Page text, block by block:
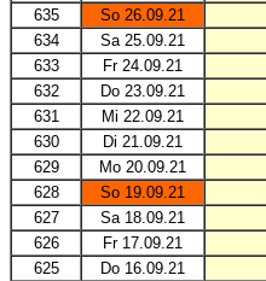
635
So 26.09.21
634
Sa 25.09.21
633
Fr 24.09.21
632
Do 23.09.21
631
Mi 22.09.21
630
Di 21.09.21
629
Mo 20.09.21
628
So 19.09.21
627
Sa 18.09.21
626
Fr 17.09.21
625
Do 16.09.21